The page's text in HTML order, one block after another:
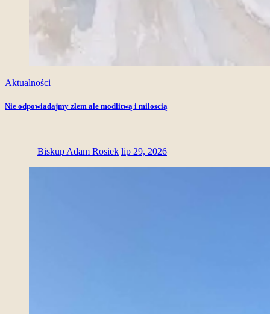
Aktualności
Nie odpowiadajmy złem ale modlitwą i miłoscią
Biskup Adam Rosiek lip 29, 2026